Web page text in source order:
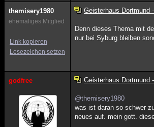
themisery1980
ehemaliges Mitglied
Link kopieren
Lesezeichen setzen
Geisterhaus Dortmund
Denn dieses Thema mit
nur bei Syburg bleiben
godfree Geisterhaus Dortmund
@themisery1980
was ist daran so schwer
neues auf. mein gott.